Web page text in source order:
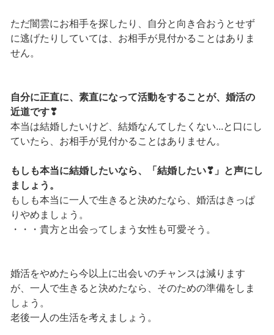
ただ闇雲にお相手を探したり、自分と向き合おうとせず
に逃げたりしていては、お相手が見付かることはありま
せん。
自分に正直に、素直になって活動をすることが、婚活の
近道です❣
本当は結婚したいけど、結婚なんてしたくない...と口にし
ていたら、お相手が見付かることはありません。
もしも本当に結婚したいなら、「結婚したい❣」と声にし
ましょう。
もしも本当に一人で生きると決めたなら、婚活はきっぱ
りやめましょう。
・・・貴方と出会ってしまう女性も可愛そう。
婚活をやめたら今以上に出会いのチャンスは減ります
が、一人で生きると決めたなら、そのための準備をしま
しょう。
老後一人の生活を考えましょう。